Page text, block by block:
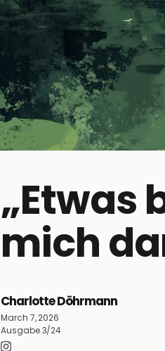
„Etwas
mich
Charlotte Döhrmann
March 7, 2026
Ausgabe 3/24